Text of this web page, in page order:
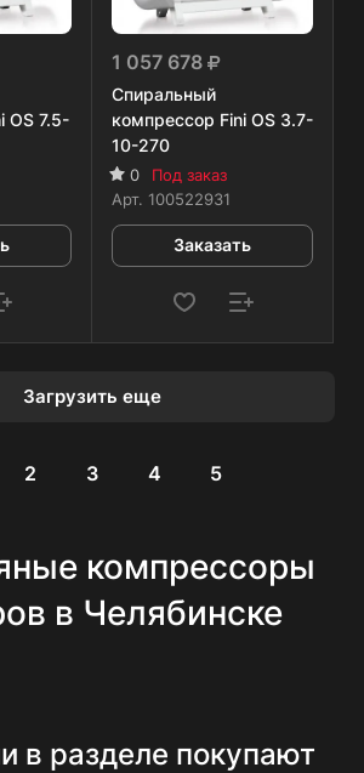
OS 7.5-
1 057 678
Спиральный
компрессор Fini OS 3.7-
10-270
0
Под заказ
Арт. 100522931
Заказать
Загрузить еще
2 3 4 5
компрессоры
в Челябинске
в разделе покупают